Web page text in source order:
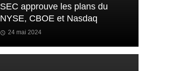
SEC approuve les plans du
NYSE, CBOE et Nasdaq
24 mai 2024